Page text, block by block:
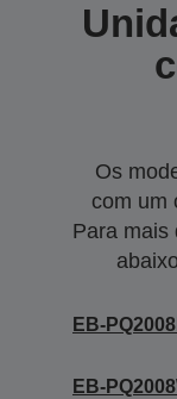
Os
com um
Para mais
EB-
EB-